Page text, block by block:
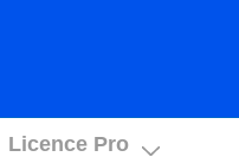
Licence Pro